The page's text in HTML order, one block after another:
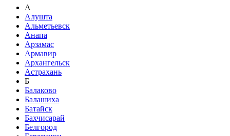
А
Алушта
Альметьевск
Анапа
Арзамас
Армавир
Архангельск
Астрахань
Б
Балаково
Балашиха
Батайск
Бахчисарай
Белгород